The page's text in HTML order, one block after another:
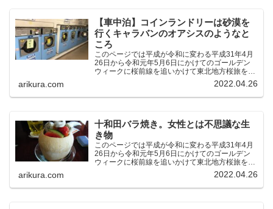
【車中泊】コインランドリーは砂漠を
行くキャラバンのオアシスのようなと
ころ
このページでは平成が令和に変わる平成31年4月
26日から令和元年5月6日にかけてのゴールデン
ウィークに桜前線を追いかけて東北地方桜旅を車
中泊大遠征10泊11日した時の記録をまとめたも
のです。（結論）「桜前線なんてものはテレビの
中にしか存在し...
arikura.com 2022.04.26
十和田バラ焼き。女性とは不思議な生
き物
このページでは平成が令和に変わる平成31年4月
26日から令和元年5月6日にかけてのゴールデン
ウィークに桜前線を追いかけて東北地方桜旅を車
中泊大遠征10泊11日した時の記録をまとめたも
のです。（結論）「桜前線なんてものはテレビの
中にしか存在し...
arikura.com 2022.04.26